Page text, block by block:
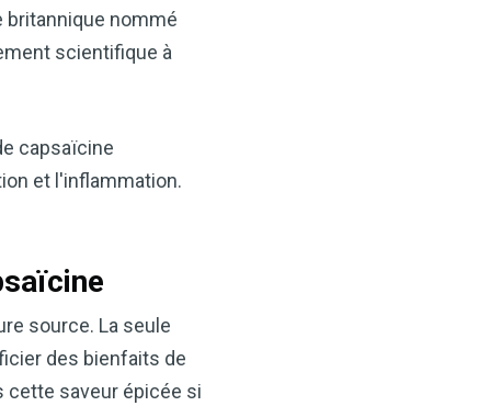
britannique nommé
scientifique à
capsaïcine
et l'inflammation.
source. La seule
des bienfaits de
cette saveur épicée si
de pomme —
maintenant
est l’un des
Que vous
soutenir votre santé